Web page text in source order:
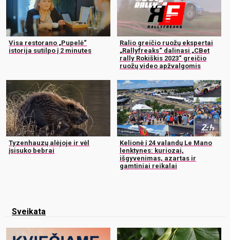
Visa restorano „Pupelė“
istorija sutilpo į 2 minutes
Ralio greičio ruožų ekspertai
„Rallyfreaks“ dalinasi „CBet
rally Rokiškis 2023“ greičio
ruožų video apžvalgomis
Tyzenhauzų alėjoje ir vėl
įsisuko bebrai
Kelionė į 24 valandų Le Mano
lenktynes: kuriozai,
išgyvenimas, azartas ir
gamtiniai reikalai
Sveikata